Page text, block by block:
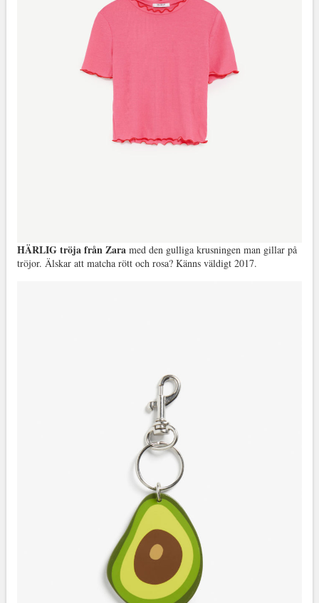
HÄRLIG tröja från Zara med den gulliga krusningen man gillar på
tröjor. Älskar att matcha rött och rosa? Känns väldigt 2017.